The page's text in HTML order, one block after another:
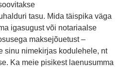
tasu. Mida täispika väga
igasugust või notariaalse
maksejõuetust –
sinu nimekirjas kodulehele, nt
Ka meie pisikest laenusumma